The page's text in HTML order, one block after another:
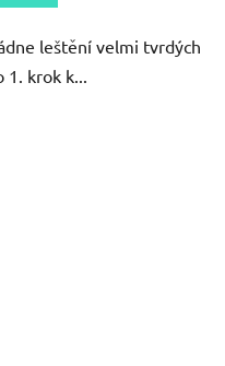
leštění velmi tvrdých
krok k...